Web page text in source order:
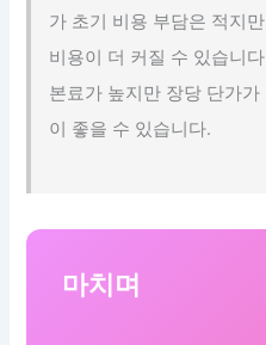
가 초기 비용 부담은 적지
비용이 더 커질 수 있습니
본료가 높지만 장당 단가
이 좋을 수 있습니다.
마치며